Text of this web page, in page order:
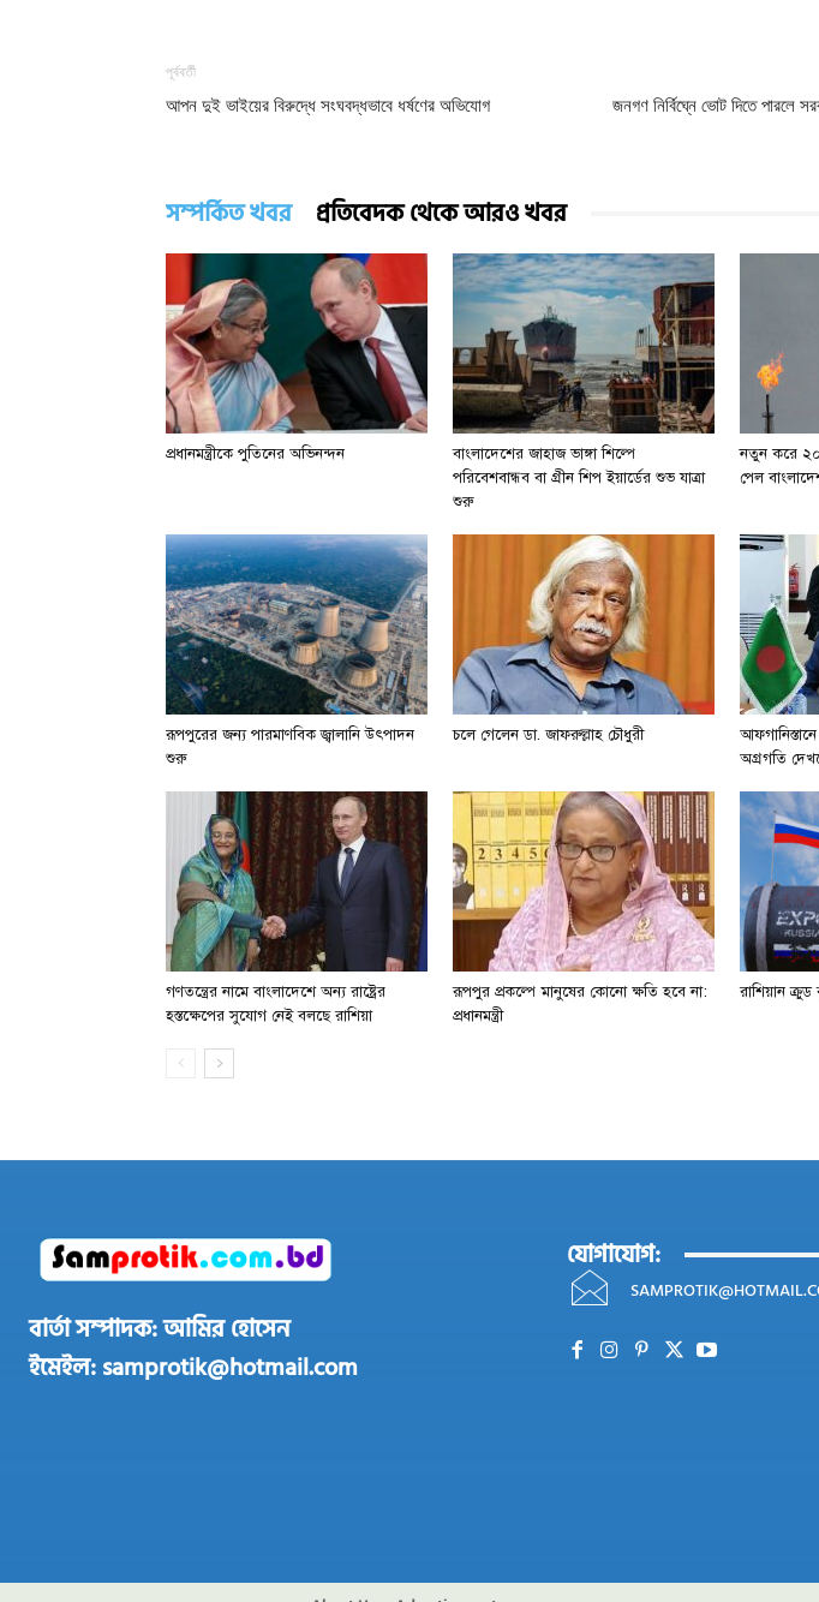
পূর্ববর্তী
আপন দুই ভাইয়ের বিরুদ্ধে সংঘবদ্ধভাবে ধর্ষণের অভিযোগ
জনগণ নির্বিঘ্নে ভোট দিতে পারলে
সম্পর্কিত খবর প্রতিবেদক থেকে আরও খবর
প্রধানমন্ত্রীকে পুতিনের অভিনন্দন
বাংলাদেশের জাহাজ ভাঙ্গা শিল্পে
পরিবেশবান্ধব বা গ্রীন শিপ ইয়ার্ডের শুভ যাত্রা
শুরু
নতুন করে
পেল
রূপপুরের জন্য পারমাণবিক জ্বালানি উৎপাদন
শুরু
চলে গেলেন ডা. জাফরুল্লাহ চৌধুরী
অগ্রগতি
গণতন্ত্রের নামে বাংলাদেশে অন্য রাষ্ট্রের
হস্তক্ষেপের সুযোগ নেই বলছে রাশিয়া
রূপপুর প্রকল্পে মানুষের কোনো ক্ষতি হবে না:
প্রধানমন্ত্রী
রাশিয়ান
বার্তা সম্পাদক: আমির হোসেন
ইমেইল: samprotik@hotmail.com
যোগাযোগ: